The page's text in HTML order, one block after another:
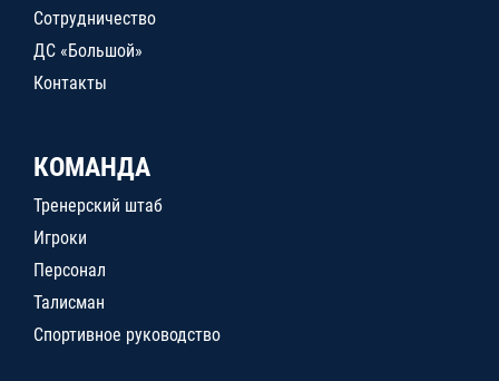
Сотрудничество
ДС «Большой»
Контакты
КОМАНДА
Тренерский штаб
Игроки
Персонал
Талисман
Спортивное руководство